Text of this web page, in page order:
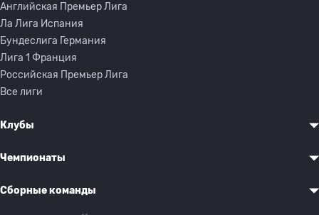
Английская Премьер Лига
Ла Лига Испания
Бундеслига Германия
Лига 1 Франция
Российская Премьер Лига
Все лиги
Клубы
Чемпионаты
Сборные команды